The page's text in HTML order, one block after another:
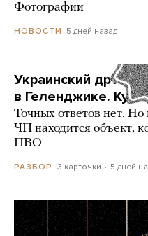
Фотографии
НОВОСТИ 5 дней назад
Украинский дрон
в Геленджике. Куда
Точных ответов нет. Но
ЧП находится объект,
ПВО
РАЗБОР 3 карточки 5 дней